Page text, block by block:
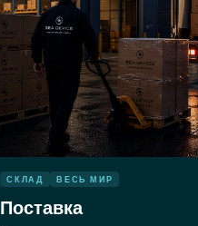
СКЛАД ВЕСЬ МИР
Поставка